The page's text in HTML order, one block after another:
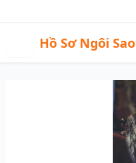
Hồ Sơ Ngôi Sao